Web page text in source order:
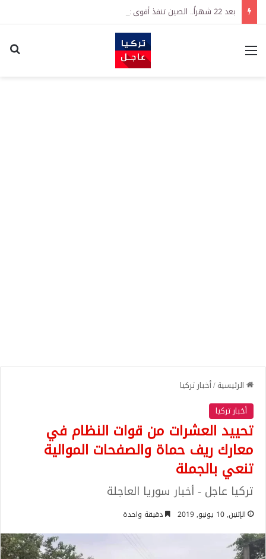
القائمة
الرئيسية/أخبار تركيا
أخبار تركيا
تحييد العشرات من قوات النظام في
معارك ريف حماة والصفحات الموالية
تنعي بالجملة
تركيا عاجل - أخبار سوريا العاجلة
الإثنين, 10 يونيو, 2019 دقيقة واحدة